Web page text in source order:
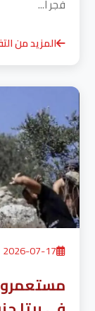
فجر ا...
المزيد من
2026-07-17